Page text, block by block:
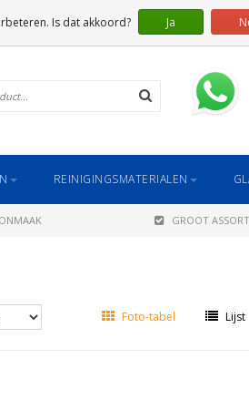
REINIGINGSMATERIALEN
GROOT
Foto-tabel Lijst
Is dat akkoord? Ja